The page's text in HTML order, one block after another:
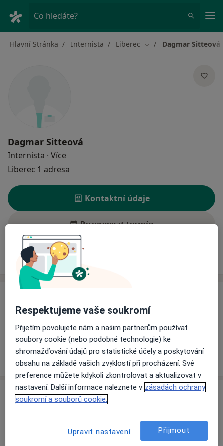
Co hledáte?
Hlavní Stránka Internista Liberec Změna města
Dagmar Sitteová
Dagmar Sitteová
Internista · Více
Liberec 1 adresa
Kontaktní údaje
Rezervovat termín
Ceník
Informace o službách a cenách nejsou k dispozici
Tento specialista ještě nepřidával žádné informace o
svých službách.
Adresa
Krajská nemocnice Liberec, a.s.
Husova 10, Liberec460 01
Respektujeme vaše soukromí
Přijetím povolujete nám a našim partnerům používat
soubory cookie (nebo podobné technologie) ke
shromažďování údajů pro statistické účely a poskytování
obsahu na základě vašich zvyklostí při procházení. Své
preference můžete kdykoli zkontrolovat a aktualizovat v
nastavení. Další informace naleznete v zásadách ochrany
soukromí a souborů cookie.
Upravit nastavení Přijmout